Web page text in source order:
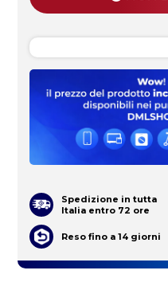
Spedizione in tutta
Italia entro 72 ore
Reso fino a 14 giorni